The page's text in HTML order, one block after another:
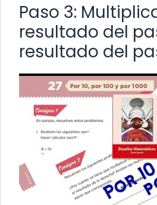
Paso 3:
resultado del
resultado del